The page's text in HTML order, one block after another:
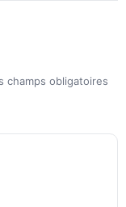
champs obligatoires